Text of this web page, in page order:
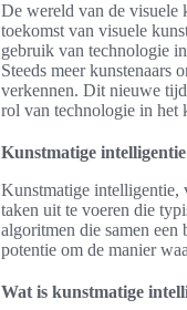
De wereld van de visuele
toekomst van visuele
gebruik van technologie
Steeds meer kunstenaars
verkennen. Dit nieuwe
rol van technologie in het
Kunstmatige
Kunstmatige intelligentie,
taken uit te voeren die
algoritmen die samen
potentie om de manier
Wat is kunstmatige